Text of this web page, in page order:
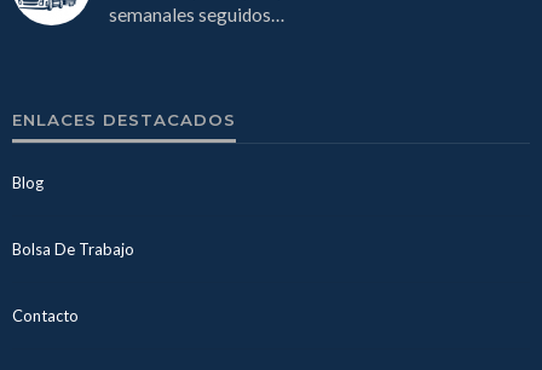
semanales seguidos…
ENLACES DESTACADOS
Blog
Bolsa De Trabajo
Contacto